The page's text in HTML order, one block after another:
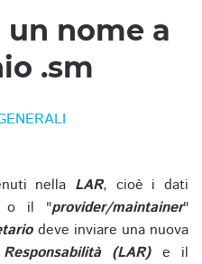
nome a
.sm
nella LAR, cioè i dati
il "provider/maintainer"
deve inviare una nuova
(LAR)e il